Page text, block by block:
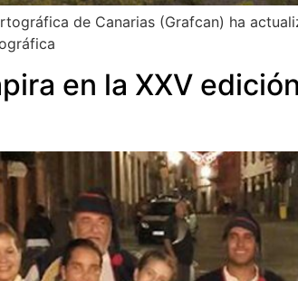
de Canarias (Grafcan) ha
en la XXV